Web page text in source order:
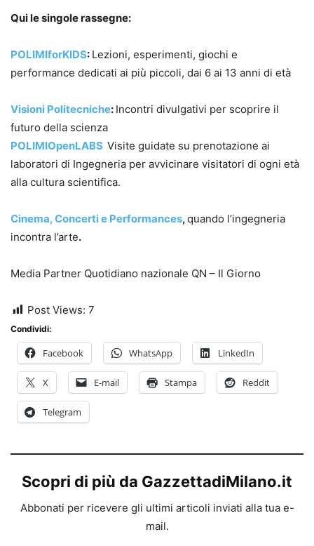
Qui le singole rassegne:
POLIMIforKIDS: Lezioni, esperimenti, giochi e
performance dedicati ai più piccoli, dai 6 ai 13 anni di età
Visioni Politecniche: Incontri divulgativi per scoprire il
futuro della scienza
POLIMIOpenLABS Visite guidate su prenotazione ai
laboratori di Ingegneria per avvicinare visitatori di ogni età
alla cultura scientifica.
Cinema, Concerti e Performances,quando l’ingegneria
incontra l’arte.
Media Partner Quotidiano nazionale QN – Il Giorno
Post Views: 7
Condividi:
Facebook WhatsApp LinkedIn
X E-mail Stampa Reddit
Telegram
Scopri di più da GazzettadiMilano.it
Abbonati per ricevere gli ultimi articoli inviati alla tua e-
mail.